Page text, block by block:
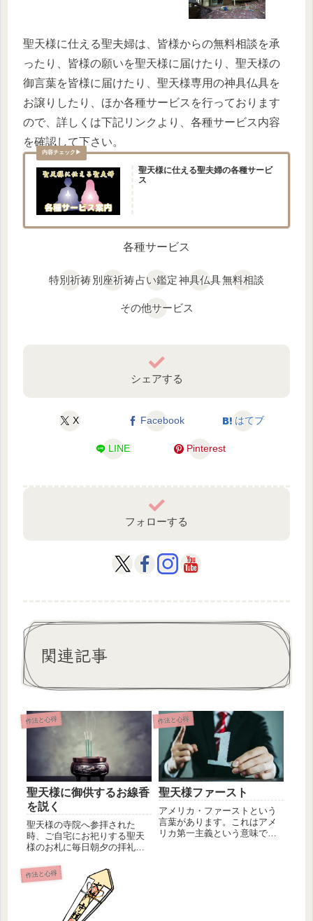
聖天様に仕える聖夫婦は、皆様からの無料相談を承
ったり、皆様の願いを聖天様に届けたり、聖天様の
御言葉を皆様に届けたり、聖天様専用の神具仏具を
お譲りしたり、ほか各種サービスを行っております
ので、詳しくは下記リンクより、各種サービス内容
を確認して下さい。
聖天様に仕える聖夫婦の各種サービ
ス
各種サービス
特別祈祷別座祈祷占い鑑定神具仏具無料相談
その他サービス
シェアする
X Facebook はてブ
LINE Pinterest
フォローする
関連記事
作法と心得
聖天様に御供するお線香
を説く
聖天様の寺院へ参拝された
時、ご自宅にお祀りする聖天
様のお札に毎日朝夕の拝礼を
し、お線香を...
作法と心得
聖天様ファースト
アメリカ・ファーストという
言葉があります。これはアメ
リカ第一主義という意味で
作法と心得